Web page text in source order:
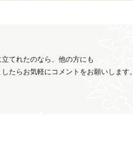
てれたのなら、他の方にも
たらお気軽にコメントをお願いします。